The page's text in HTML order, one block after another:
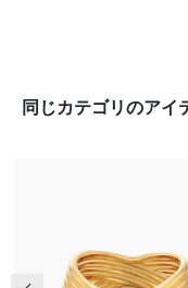
同じカテゴリのアイ
前の画像